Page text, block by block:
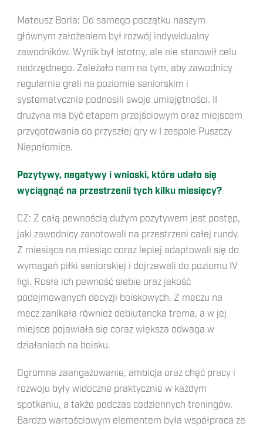
Mateusz Borla: Od samego początku naszym
głównym założeniem był rozwój indywidualny
zawodników. Wynik był istotny, ale nie stanowił celu
nadrzędnego. Zależało nam na tym, aby zawodnicy
regularnie grali na poziomie seniorskim i
systematycznie podnosili swoje umiejętności. II
drużyna ma być etapem przejściowym oraz miejscem
przygotowania do przyszłej gry w I zespole Puszczy
Niepołomice.
Pozytywy, negatywy i wnioski, które udało się
wyciągnąć na przestrzenii tych kilku miesięcy?
CZ: Z całą pewnością dużym pozytywem jest postęp,
jaki zawodnicy zanotowali na przestrzeni całej rundy.
Z miesiąca na miesiąc coraz lepiej adaptowali się do
wymagań piłki seniorskiej i dojrzewali do poziomu IV
ligi. Rosła ich pewność siebie oraz jakość
podejmowanych decyzji boiskowych. Z meczu na
mecz zanikała również debiutancka trema, a w jej
miejsce pojawiała się coraz większa odwaga w
działaniach na boisku.
Ogromne zaangażowanie, ambicja oraz chęć pracy i
rozwoju były widoczne praktycznie w każdym
spotkaniu, a także podczas codziennych treningów.
Bardzo wartościowym elementem była współpraca ze